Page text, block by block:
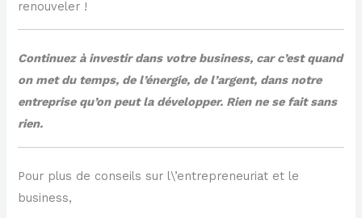
renouveler !
Continuez à investir dans votre business, car c’est quand
on met du temps, de l’énergie, de l’argent, dans notre
entreprise qu’on peut la développer. Rien ne se fait sans
rien.
Pour plus de conseils sur l\’entrepreneuriat et le
business,